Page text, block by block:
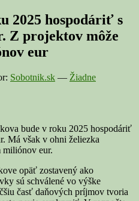
2025 hospodáriť s
Z projektov môže
eur
Sobotnik.sk — Žiadne
bude v roku 2025 hospodáriť
Má však v ohni želiezka
miliónov eur.
opäť zostavený ako
sú schválené vo výške
časť daňových príjmov tvoria